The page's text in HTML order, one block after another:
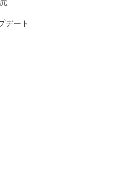
デート